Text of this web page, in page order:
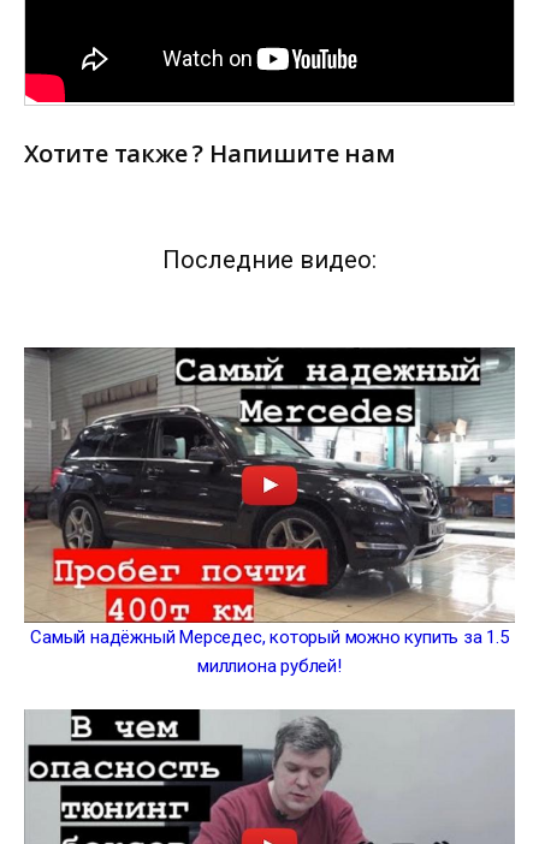
Хотите также ? Напишите нам
Последние видео:
Самый надёжный Мерседес, который можно купить за 1.5
миллиона рублей!